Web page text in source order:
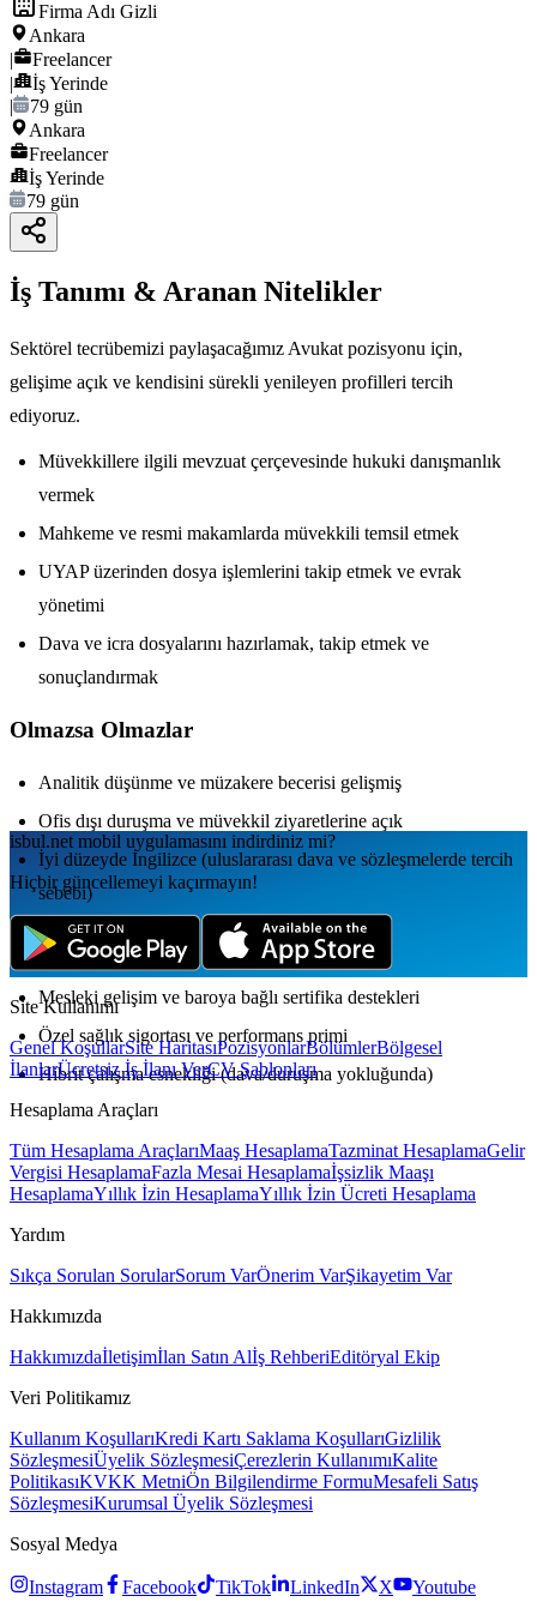
Firma Adı Gizli
Ankara
|
Freelancer
|
İş Yerinde
|
79 gün
Ankara
Freelancer
İş Yerinde
79 gün
İş Tanımı & Aranan Nitelikler
Sektörel tecrübemizi paylaşacağımız Avukat pozisyonu için,
gelişime açık ve kendisini sürekli yenileyen profilleri tercih
ediyoruz.
Müvekkillere ilgili mevzuat çerçevesinde hukuki danışmanlık
vermek
Mahkeme ve resmi makamlarda müvekkili temsil etmek
UYAP üzerinden dosya işlemlerini takip etmek ve evrak
yönetimi
Dava ve icra dosyalarını hazırlamak, takip etmek ve
sonuçlandırmak
Olmazsa Olmazlar
Analitik düşünme ve müzakere becerisi gelişmiş
Ofis dışı duruşma ve müvekkil ziyaretlerine açık
İyi düzeyde İngilizce (uluslararası dava ve sözleşmelerde tercih
sebebi)
Çalışma Şartları
Mesleki gelişim ve baroya bağlı sertifika destekleri
Özel sağlık sigortası ve performans primi
Hibrit çalışma esnekliği (dava/duruşma yokluğunda)
isbul.net mobil uygulamаsını indirdiniz mi?
Hiçbir güncellemeyi kaçırmayın!
Site Kullanımı
Genel KoşullarSite HaritasıPozisyonlarBölümlerBölgesel
İlanlarÜcretsiz İş İlanı VerCV Şablonları
Hesaplama Araçları
Tüm Hesaplama AraçlarıMaaş HesaplamaTazminat HesaplamaGelir
Vergisi HesaplamaFazla Mesai Hesaplamaİşsizlik Maaşı
HesaplamaYıllık İzin HesaplamaYıllık İzin Ücreti Hesaplama
Yardım
Sıkça Sorulan SorularSorum VarÖnerim VarŞikayetim Var
Hakkımızda
Hakkımızdaİletişimİlan Satın Alİş RehberiEditöryal Ekip
Veri Politikamız
Kullanım KoşullarıKredi Kartı Saklama KoşullarıGizlilik
SözleşmesiÜyelik SözleşmesiÇerezlerin KullanımıKalite
PolitikasıKVKK MetniÖn Bilgilendirme FormuMesafeli Satış
SözleşmesiKurumsal Üyelik Sözleşmesi
Sosyal Medya
Instagram Facebook TikTok LinkedIn X
Youtube